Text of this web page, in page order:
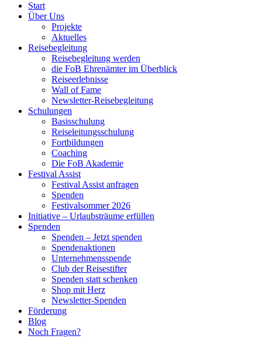
Start
Über Uns
Projekte
Aktuelles
Reisebegleitung
Reisebegleitung werden
die FoB Ehrenämter im Überblick
Reiseerlebnisse
Wall of Fame
Newsletter-Reisebegleitung
Schulungen
Basisschulung
Reiseleitungsschulung
Fortbildungen
Coaching
Die FoB Akademie
Festival Assist
Festival Assist anfragen
Spenden
Festivalsommer 2026
Initiative – Urlaubsträume erfüllen
Spenden
Spenden – Jetzt spenden
Spendenaktionen
Unternehmensspende
Club der Reisestifter
Spenden statt schenken
Shop mit Herz
Newsletter-Spenden
Förderung
Blog
Noch Fragen?